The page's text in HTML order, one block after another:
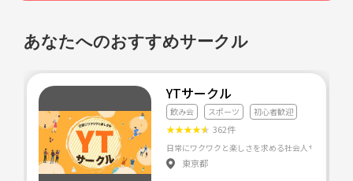
あなたへのおすすめサークル
YTサークル
飲み会 スポーツ 初心者歓迎
★★★★★ 362件
東京都